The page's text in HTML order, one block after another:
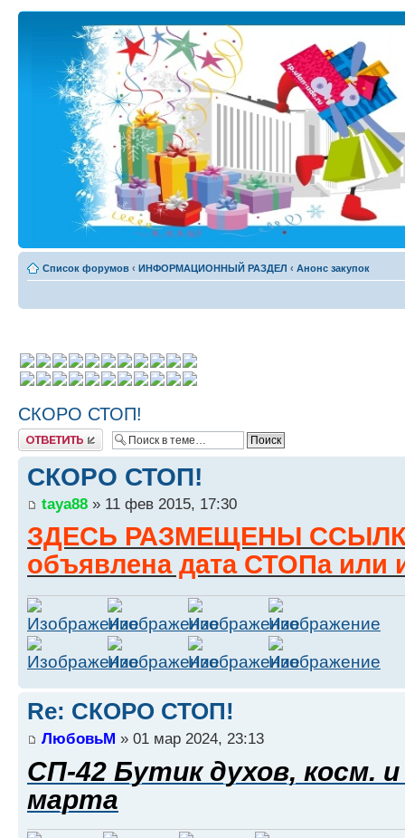
Список форумов ‹ ИНФОРМАЦИОННЫЙ РАЗДЕЛ ‹ Анонс закупок
СКОРО СТОП!
Ответить
СКОРО СТОП!
taya88 » 11 фев 2015, 17:30
ЗДЕСЬ РАЗМЕЩЕНЫ
объявлена дата СТОПа или
Re: СКОРО СТОП!
ЛюбовьМ » 01 мар 2024, 23:13
СП-42 Бутик духов, косм.
марта